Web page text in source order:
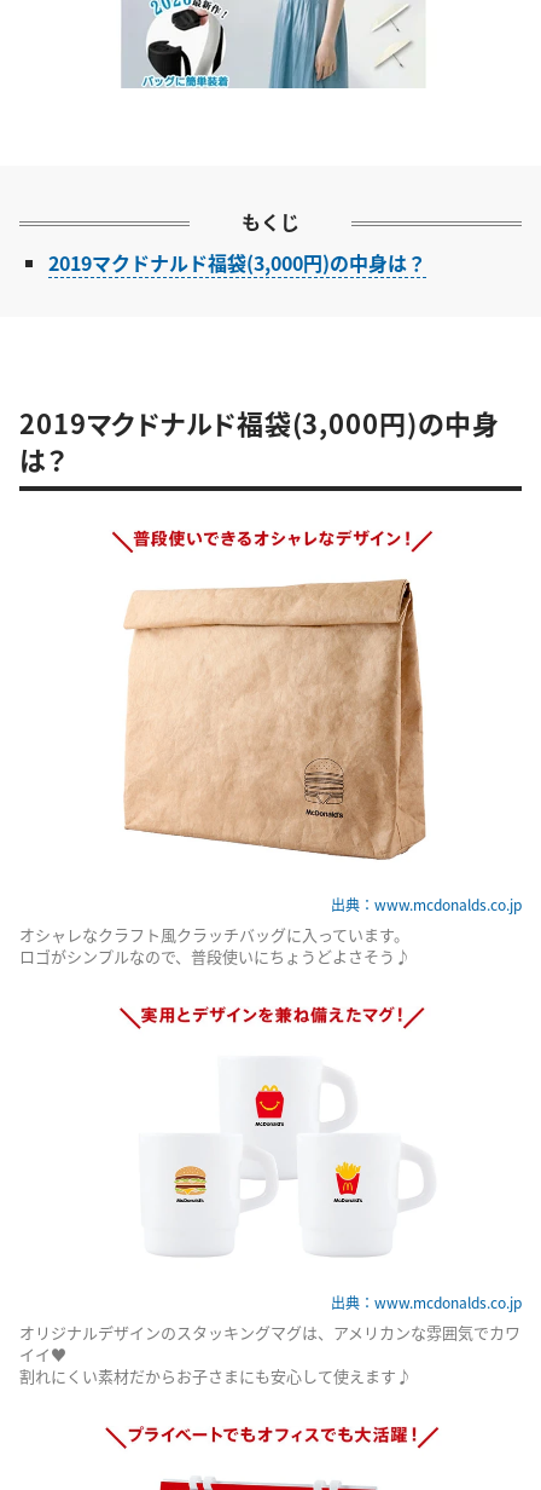
もくじ
2019マクドナルド福袋(3,000円)の中身は？
2019マクドナルド福袋(3,000円)の中身
は？
出典：www.mcdonalds.co.jp
オシャレなクラフト風クラッチバッグに入っています。
ロゴがシンプルなので、普段使いにちょうどよさそう♪
出典：www.mcdonalds.co.jp
オリジナルデザインのスタッキングマグは、アメリカンな雰囲気でカワ
イイ♥
割れにくい素材だからお子さまにも安心して使えます♪